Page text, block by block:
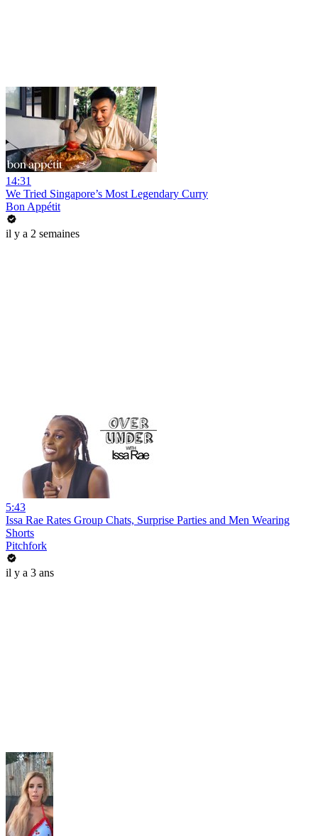
14:31
We Tried Singapore’s Most Legendary Curry
Bon Appétit
il y a 2 semaines
5:43
Issa Rae Rates Group Chats, Surprise Parties and Men Wearing
Shorts
Pitchfork
il y a 3 ans